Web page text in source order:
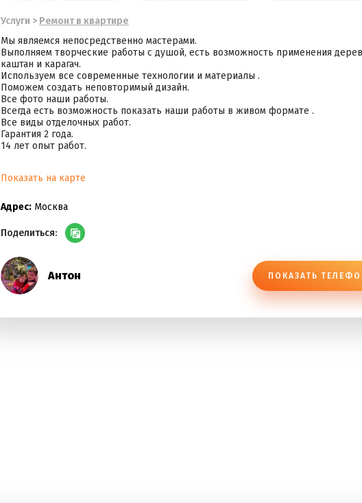
Услуги > Ремонт в квартире
Мы являемся непосредственно мастерами.
Выполняем творческие работы с душой, есть возможность применения
каштан и карагач.
Используем все современные технологии и материалы .
Поможем создать неповторимый дизайн.
Все фото наши работы.
Всегда есть возможность показать наши работы в живом формате .
Все виды отделочных работ.
Гарантия 2 года.
14 лет опыт работ.
Показать на карте
Адрес: Москва
Поделиться:
Антон ПОКАЗАТЬ